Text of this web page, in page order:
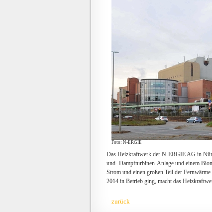
Foto: N-ERGIE
Das Heizkraftwerk der N-ERGIE AG in
und- Dampfturbinen-Anlage und einem
Strom und einen großen Teil der
2014 in Betrieb ging, macht das
zurück